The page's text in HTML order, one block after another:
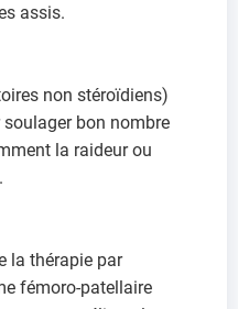
assis.
non stéroïdiens)
bon nombre
la raideur ou
la thérapie par
fémoro-patellaire